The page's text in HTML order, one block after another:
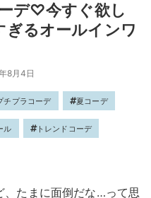
デ♡今すぐ欲し
ぎるオールインワ
8月4日
チプラコーデ 夏コーデ
ル トレンドコーデ
、たまに面倒だな…って思